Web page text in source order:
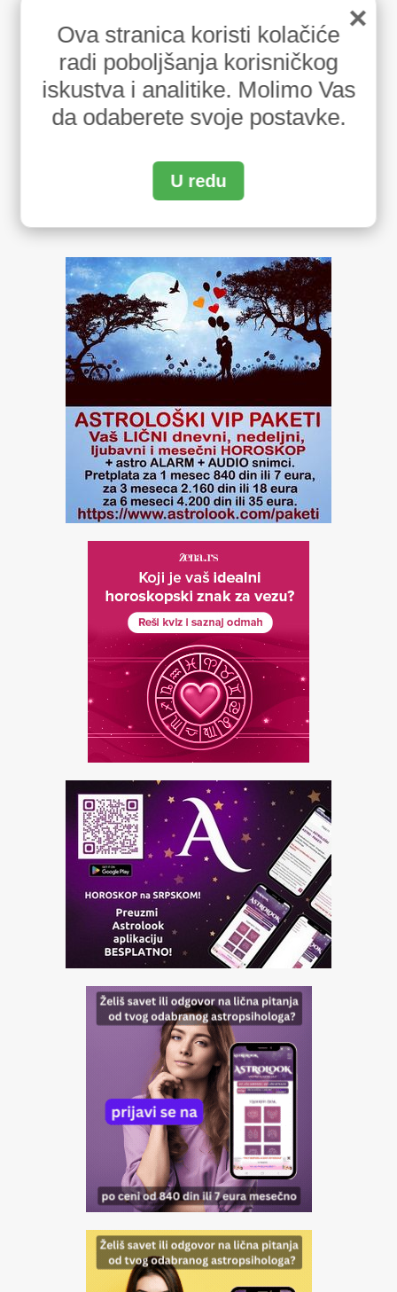
×
Ova stranica koristi kolačiće
radi poboljšanja korisničkog
iskustva i analitike. Molimo Vas
da odaberete svoje postavke.
U redu